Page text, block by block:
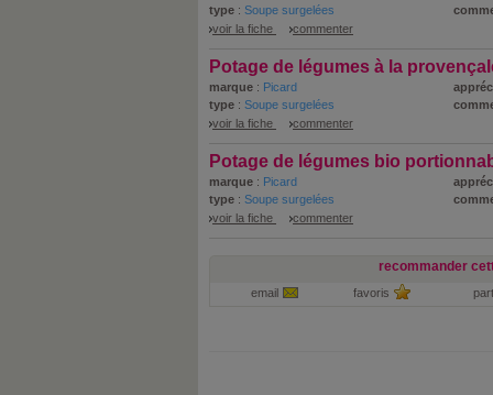
type : Soupe surgelées
voir la fiche
commenter
Potage de légumes à la
marque : Picard
type : Soupe surgelées
voir la fiche
commenter
Potage de légumes bio
marque : Picard
type : Soupe surgelées
voir la fiche
commenter
recommander
email favoris